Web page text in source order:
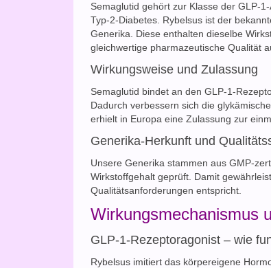
Semaglutid gehört zur Klasse der GLP-
Typ-2-Diabetes. Rybelsus ist der
Generika. Diese enthalten dieselbe
gleichwertige pharmazeutische Qualität
Wirkungsweise und Zulassung
Semaglutid bindet an den GLP-1-
Dadurch verbessern sich die
erhielt in Europa eine Zulassung zur
Generika-Herkunft und
Unsere Generika stammen aus GMP-
Wirkstoffgehalt geprüft. Damit
Qualitätsanforderungen entspricht.
Wirkungsmechanismus
GLP-1-Rezeptoragonist – wie
Rybelsus imitiert das körpereigene